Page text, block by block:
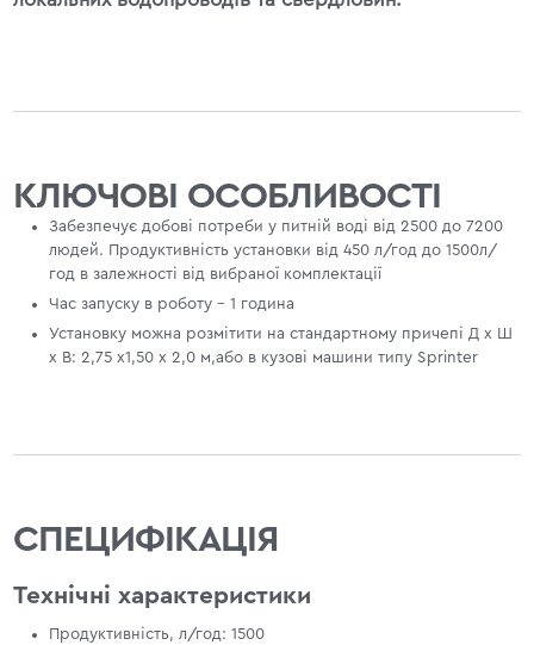
КЛЮЧОВІ ОСОБЛИВОСТІ
Забезпечує добові потреби у питній воді від 2500 до 7200
людей. Продуктивність установки від 450 л/год до 1500л/
год в залежності від вибраної комплектації
Час запуску в роботу - 1 година
Установку можна розмітити на стандартному причепі Д х Ш
х В: 2,75 х1,50 х 2,0 м,або в кузові машини типу Sprinter
СПЕЦИФІКАЦІЯ
Технічні характеристики
Продуктивність, л/год: 1500